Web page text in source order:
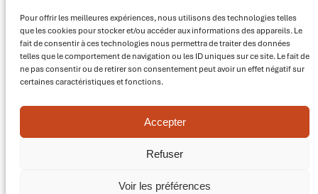
Pour offrir les meilleures expériences, nous utilisons des technologies telles
que les cookies pour stocker et/ou accéder aux informations des appareils. Le
fait de consentir à ces technologies nous permettra de traiter des données
telles que le comportement de navigation ou les ID uniques sur ce site. Le fait de
ne pas consentir ou de retirer son consentement peut avoir un effet négatif sur
certaines caractéristiques et fonctions.
Accepter
Refuser
Voir les préférences
18 boulevard Paul Perrin – 44600 Saint-
Nazaire
Agence Sud – Est:
3 Rue Alaric II, 31000 Toulouse